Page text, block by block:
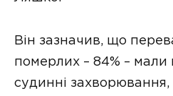
Він зазначив, що
померлих – 84% – мали
судинні захворювання,